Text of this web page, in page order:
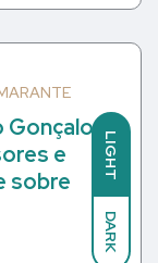
LIGHT
DARK
Gonçalo
e
sobre